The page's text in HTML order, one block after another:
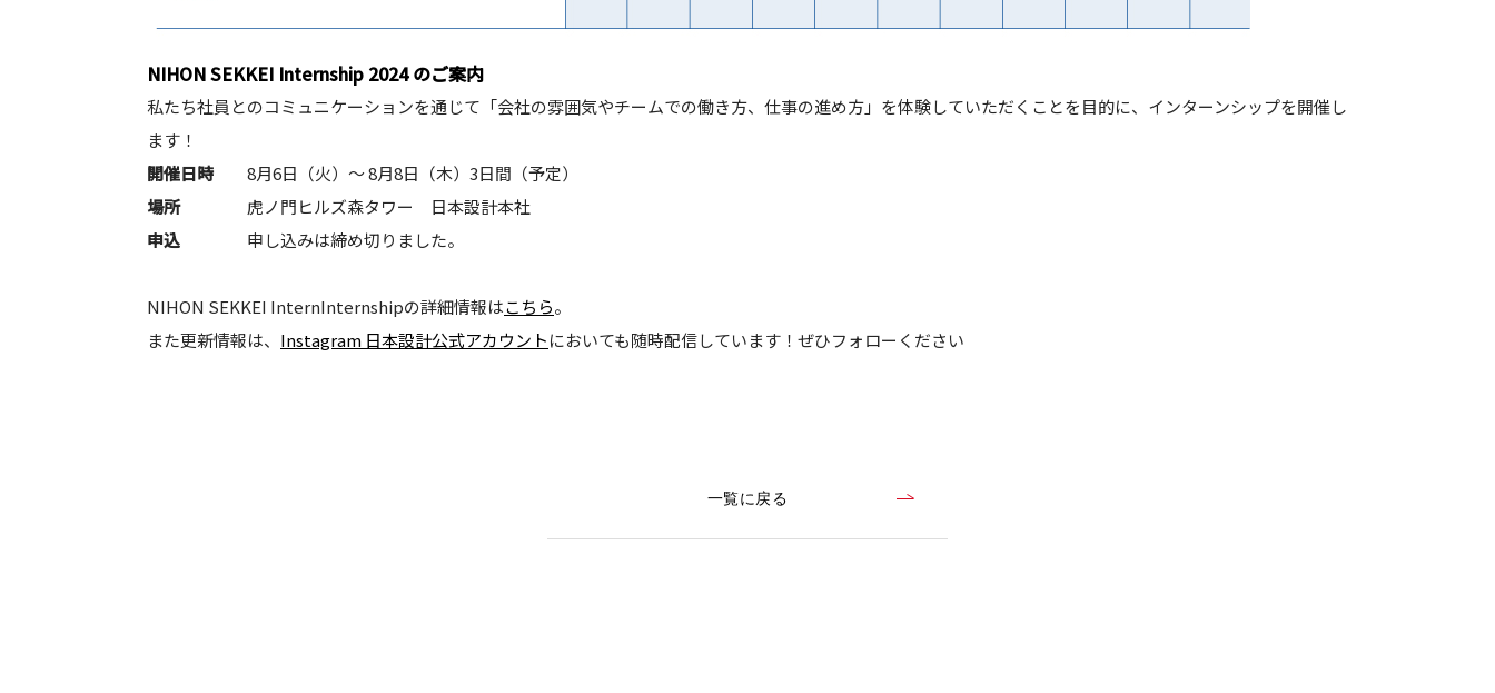
NIHON SEKKEI Internship 2024 のご案内
私たち社員とのコミュニケーションを通じて「会社の雰囲気やチームでの働き方、仕事の進め方」を体験していただくことを目的に、インターンシップを開催し
ます！
開催日時 8月6日（火）～ 8月8日（木）3日間（予定）
場所 虎ノ門ヒルズ森タワー 日本設計本社
申込 申し込みは締め切りました。
NIHON SEKKEI InternInternshipの詳細情報はこちら。
また更新情報は、 Instagram 日本設計公式アカウントにおいても随時配信しています！ぜひフォローください
一覧に戻る